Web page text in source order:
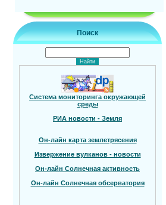
Поиск
Система мониторинга окружающей
среды
РИА новости - Земля
Он-лайн карта землетрясения
Извержение вулканов - новости
Он-лайн Солнечная активность
Он-лайн Солнечная обсерватория